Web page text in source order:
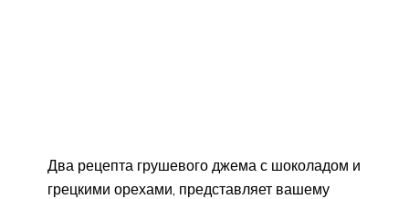
Два рецепта грушевого джема с шоколадом и
грецкими орехами, представляет вашему